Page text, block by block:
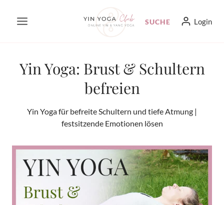
Inhalt
SUCHE Login
Yin Yoga: Brust & Schultern
befreien
Yin Yoga für befreite Schultern und tiefe Atmung |
festsitzende Emotionen lösen